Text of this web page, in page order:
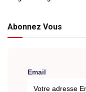
Abonnez Vous
Email